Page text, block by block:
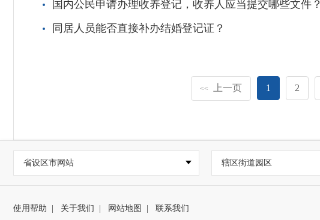
国内公民申请办理收养登记，收养人应当提交哪些文件？
同居人员能否直接补办结婚登记证？
<< 上一页 1 2
省设区市网站 辖区街道园区
使用帮助 关于我们 网站地图 联系我们